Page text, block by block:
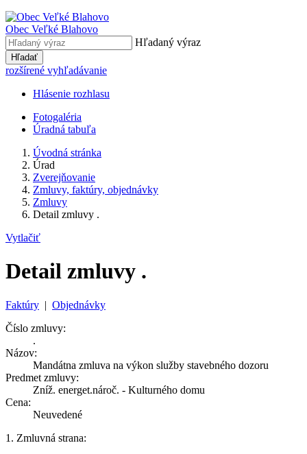
Obec Veľké Blahovo
Hľadaný výraz
Hľadať
rozšírené vyhľadávanie
Hlásenie rozhlasu
Fotogaléria
Úradná tabuľa
Úvodná stránka
Úrad
Zverejňovanie
Zmluvy, faktúry, objednávky
Zmluvy
Detail zmluvy .
Vytlačiť
Detail zmluvy .
Faktúry | Objednávky
Číslo zmluvy:
.
Názov:
Mandátna zmluva na výkon služby stavebného dozoru
Predmet zmluvy:
Zníž. energet.nároč. - Kulturného domu
Cena:
Neuvedené
1. Zmluvná strana: